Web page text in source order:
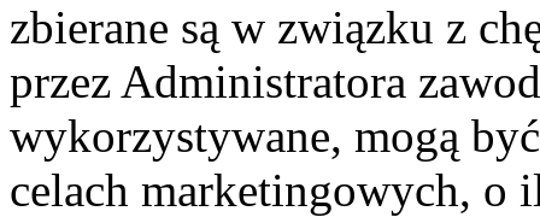
zbierane są w związku z
przez Administratora
wykorzystywane, mogą
celach marketingowych, o